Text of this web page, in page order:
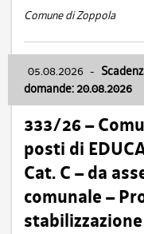
Comune di Zoppola
05.08.2026 -
domande: 20.08.2026
333/26 –
posti di
Cat. C – da
comunale –
stabilizzazione